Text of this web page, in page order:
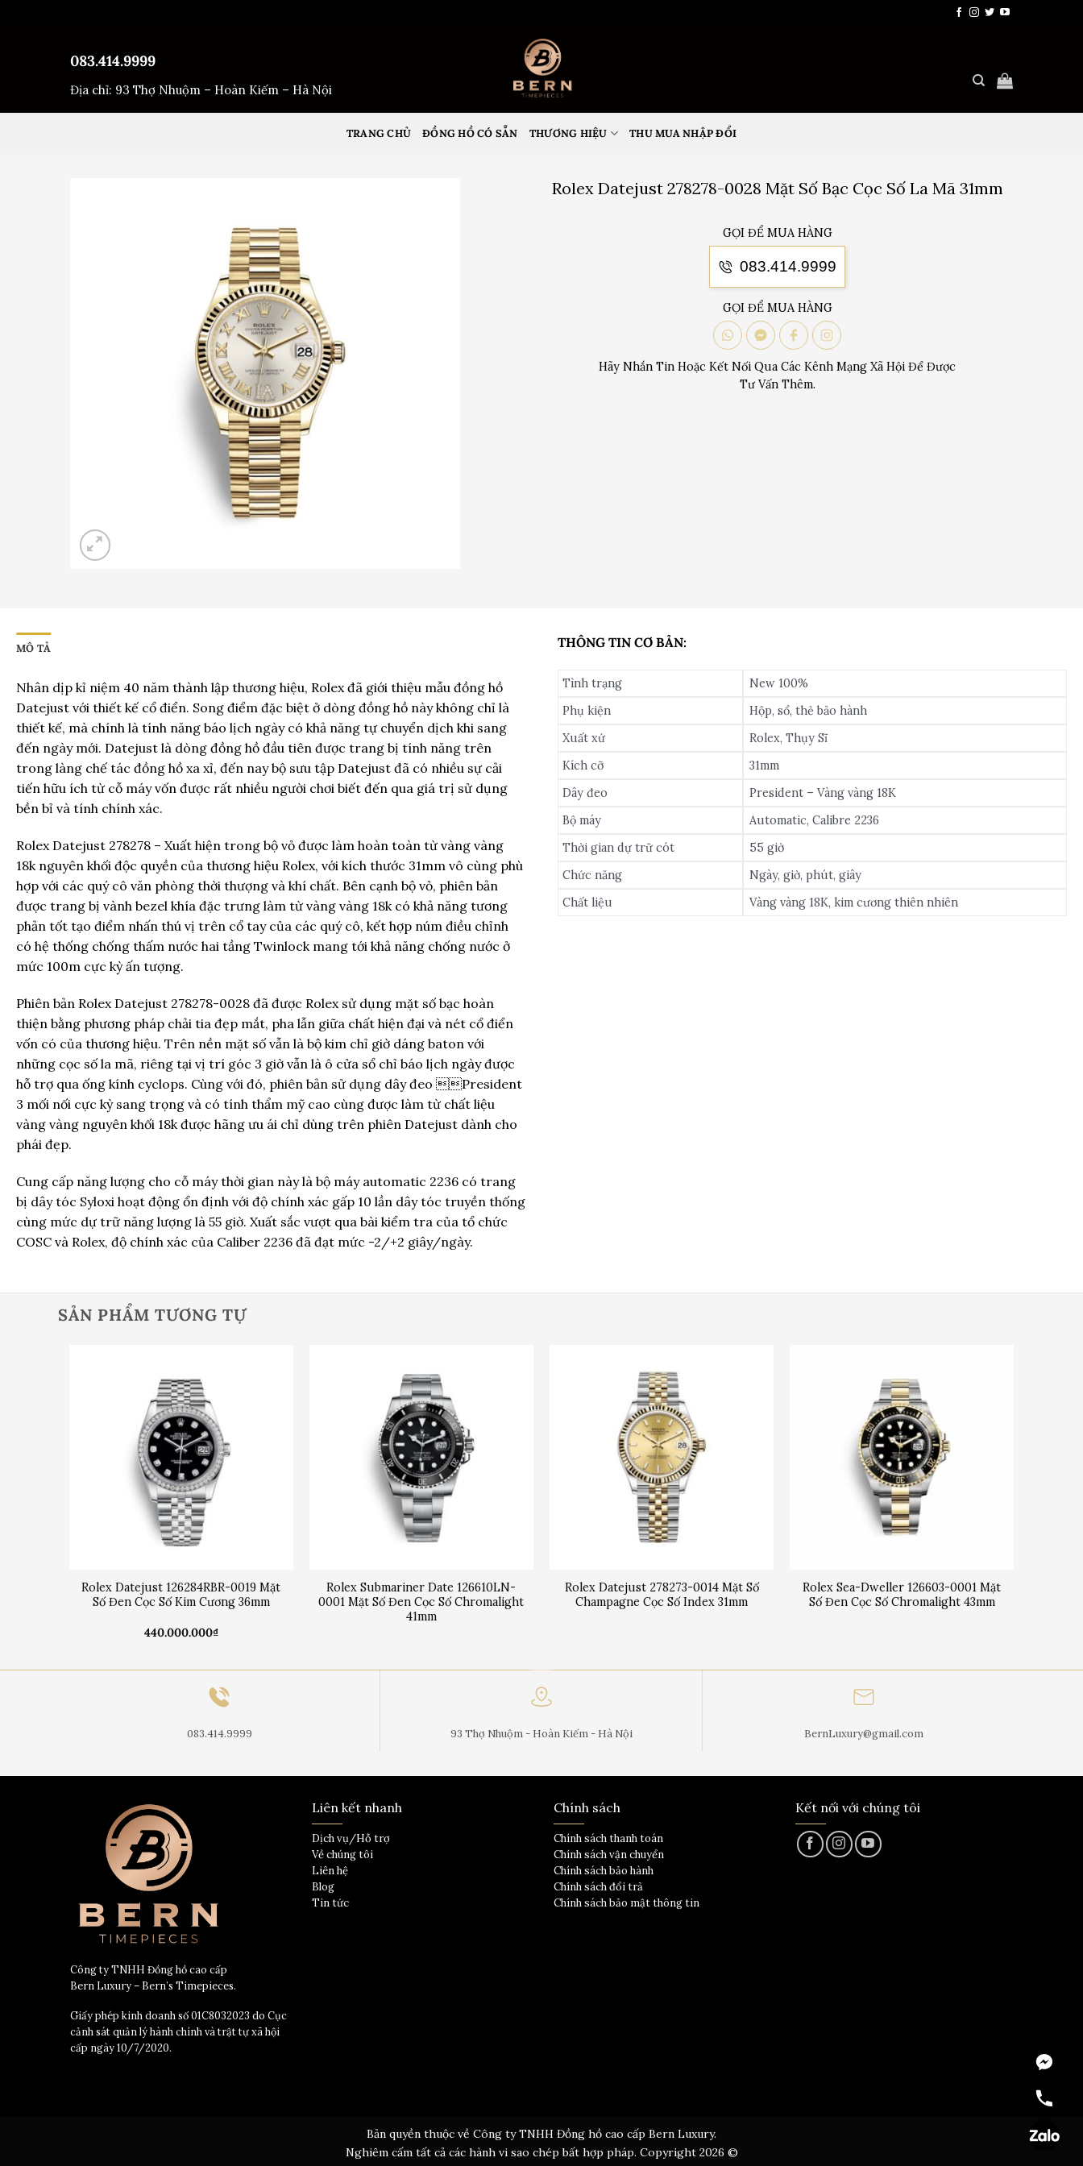
083.414.9999
Địa chỉ: 93 Thợ Nhuộm – Hoàn Kiếm – Hà Nội
TRANG CHỦ ĐỒNG HỒ CÓ SẴN THƯƠNG HIỆU THU MUA NHẬP ĐỔI
Rolex Datejust 278278-0028 Mặt Số Bạc Cọc Số La Mã 31mm
GỌI ĐỂ MUA HÀNG
083.414.9999
GỌI ĐỂ MUA HÀNG
Hãy Nhắn Tin Hoặc Kết Nối Qua Các Kênh Mạng Xã Hội Để Được
Tư Vấn Thêm.
MÔ TẢ
Nhân dịp kỉ niệm 40 năm thành lập thương hiệu, Rolex đã giới thiệu mẫu đồng hồ
Datejust với thiết kế cổ điển. Song điểm đặc biệt ở dòng đồng hồ này không chỉ là
thiết kế, mà chính là tính năng báo lịch ngày có khả năng tự chuyển dịch khi sang
đến ngày mới. Datejust là dòng đồng hồ đầu tiên được trang bị tính năng trên
trong làng chế tác đồng hồ xa xỉ, đến nay bộ sưu tập Datejust đã có nhiều sự cải
tiến hữu ích từ cỗ máy vốn được rất nhiều người chơi biết đến qua giá trị sử dụng
bền bỉ và tính chính xác.
Rolex Datejust 278278 – Xuất hiện trong bộ vỏ được làm hoàn toàn từ vàng vàng
18k nguyên khối độc quyền của thương hiệu Rolex, với kích thước 31mm vô cùng phù
hợp với các quý cô văn phòng thời thượng và khí chất. Bên cạnh bộ vỏ, phiên bản
được trang bị vành bezel khía đặc trưng làm từ vàng vàng 18k có khả năng tương
phản tốt tạo điểm nhấn thú vị trên cổ tay của các quý cô, kết hợp núm điều chỉnh
có hệ thống chống thấm nước hai tầng Twinlock mang tới khả năng chống nước ở
mức 100m cực kỳ ấn tượng.
Phiên bản Rolex Datejust 278278-0028 đã được Rolex sử dụng mặt số bạc hoàn
thiện bằng phương pháp chải tia đẹp mắt, pha lẫn giữa chất hiện đại và nét cổ điển
vốn có của thương hiệu. Trên nền mặt số vẫn là bộ kim chỉ giờ dáng baton với
những cọc số la mã, riêng tại vị trí góc 3 giờ vẫn là ô cửa sổ chỉ báo lịch ngày được
hỗ trợ qua ống kính cyclops. Cùng với đó, phiên bản sử dụng dây đeo President
3 mối nối cực kỳ sang trọng và có tính thẩm mỹ cao cùng được làm từ chất liệu
vàng vàng nguyên khối 18k được hãng ưu ái chỉ dùng trên phiên Datejust dành cho
phái đẹp.
Cung cấp năng lượng cho cỗ máy thời gian này là bộ máy automatic 2236 có trang
bị dây tóc Syloxi hoạt động ổn định với độ chính xác gấp 10 lần dây tóc truyền thống
cùng mức dự trữ năng lượng là 55 giờ. Xuất sắc vượt qua bài kiểm tra của tổ chức
COSC và Rolex, độ chính xác của Caliber 2236 đã đạt mức -2/+2 giây/ngày.
THÔNG TIN CƠ BẢN:
Tình trạng
New 100%
Phụ kiện
Hộp, sổ, thẻ bảo hành
Xuất xứ
Rolex, Thụy Sĩ
Kích cỡ
31mm
Dây đeo
President – Vàng vàng 18K
Bộ máy
Automatic, Calibre 2236
Thời gian dự trữ cót
55 giờ
Chức năng
Ngày, giờ, phút, giây
Chất liệu
Vàng vàng 18K, kim cương thiên nhiên
SẢN PHẨM TƯƠNG TỰ
Rolex Datejust 126284RBR-0019 Mặt
Số Đen Cọc Số Kim Cương 36mm
440.000.000₫
Rolex Submariner Date 126610LN-
0001 Mặt Số Đen Cọc Số Chromalight
41mm
Rolex Datejust 278273-0014 Mặt Số
Champagne Cọc Số Index 31mm
Rolex Sea-Dweller 126603-0001 Mặt
Số Đen Cọc Số Chromalight 43mm
083.414.9999 93 Thợ Nhuộm - Hoàn Kiếm - Hà Nội BernLuxury@gmail.com
Công ty TNHH Đồng hồ cao cấp
Bern Luxury – Bern’s Timepieces.
Giấy phép kinh doanh số 01C8032023 do Cục
cảnh sát quản lý hành chính và trật tự xã hội
cấp ngày 10/7/2020.
Liên kết nhanh
Dịch vụ/Hỗ trợ
Về chúng tôi
Liên hệ
Blog
Tin tức
Chính sách
Chính sách thanh toán
Chính sách vận chuyển
Chính sách bảo hành
Chính sách đổi trả
Chính sách bảo mật thông tin
Kết nối với chúng tôi
Bản quyền thuộc về Công ty TNHH Đồng hồ cao cấp Bern Luxury.
Nghiêm cấm tất cả các hành vi sao chép bất hợp pháp. Copyright 2026 ©